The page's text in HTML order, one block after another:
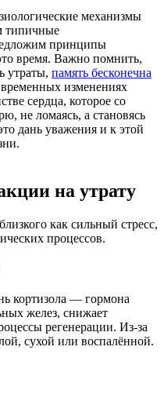
механизмы
типичные
принципы
время. Важно помнить,
утраты, память бесконечна
изменениях
сердца, которое со
не ломаясь, а становясь
дань уважения и к этой
на утрату
как сильный стресс,
процессов.
кортизола — гормона
желез, снижает
регенерации. Из-за
сухой или воспалённой.